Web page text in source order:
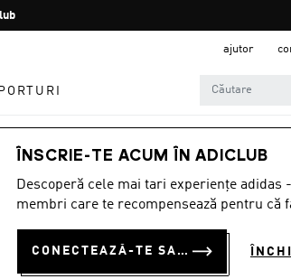
ajutor
ÎNSCRIE-TE ACUM ÎN ADICLUB
Descoperă cele mai tari experiențe adidas
membri care te recompensează pentru că
CONECTEAZĂ-TE SAU ÎNSCRIE-TE ACUM
Pantaloni Pantaloni scurți Toată